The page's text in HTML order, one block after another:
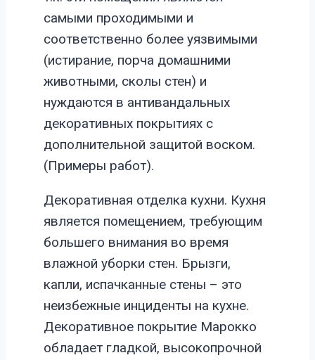
самыми проходимыми и
соответственно более уязвимыми
(истирание, порча домашними
животными, сколы стен) и
нуждаются в антивандальных
декоративных покрытиях с
дополнительной защитой воском.
(Примеры работ).
Декоративная отделка кухни. Кухня
является помещением, требующим
большего внимания во время
влажной уборки стен. Брызги,
капли, испачканные стены – это
неизбежные инциденты на кухне.
Декоративное покрытие Марокко
обладает гладкой, высокопрочной